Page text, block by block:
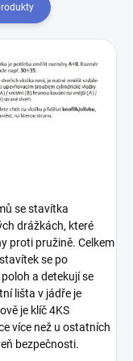
se stavítka
drážkách, které
proti pružině. Celkem
se po
a detekují se
lišta v jádře je
je klíč 4KS
více než u ostatních
bezpečnosti.